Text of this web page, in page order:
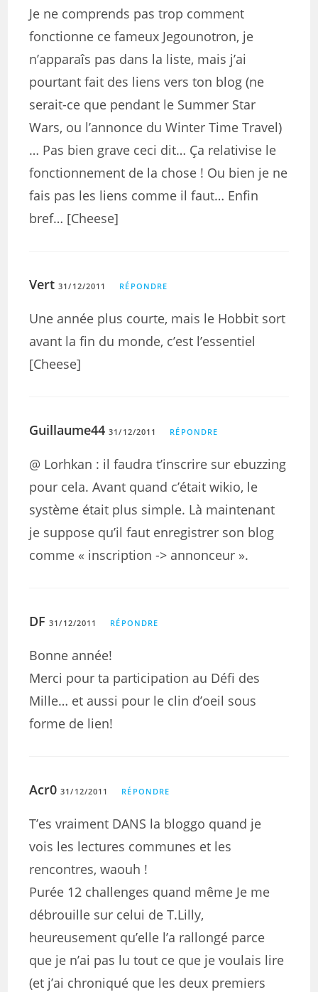
Je ne comprends pas trop comment
fonctionne ce fameux Jegounotron, je
n’apparaîs pas dans la liste, mais j’ai
pourtant fait des liens vers ton blog (ne
serait-ce que pendant le Summer Star
Wars, ou l’annonce du Winter Time Travel)
… Pas bien grave ceci dit… Ça relativise le
fonctionnement de la chose ! Ou bien je ne
fais pas les liens comme il faut… Enfin
bref… [Cheese]
Vert 31/12/2011 RÉPONDRE
Une année plus courte, mais le Hobbit sort
avant la fin du monde, c’est l’essentiel
[Cheese]
Guillaume44 31/12/2011 RÉPONDRE
@ Lorhkan : il faudra t’inscrire sur ebuzzing
pour cela. Avant quand c’était wikio, le
système était plus simple. Là maintenant
je suppose qu’il faut enregistrer son blog
comme « inscription -> annonceur ».
DF 31/12/2011 RÉPONDRE
Bonne année!
Merci pour ta participation au Défi des
Mille… et aussi pour le clin d’oeil sous
forme de lien!
Acr0 31/12/2011 RÉPONDRE
T’es vraiment DANS la bloggo quand je
vois les lectures communes et les
rencontres, waouh !
Purée 12 challenges quand même Je me
débrouille sur celui de T.Lilly,
heureusement qu’elle l’a rallongé parce
que je n’ai pas lu tout ce que je voulais lire
(et j’ai chroniqué que les deux premiers